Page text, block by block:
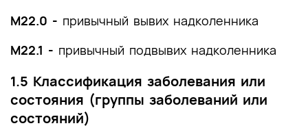
M22.0 - привычный вывих надколенника
M22.1 - привычный подвывих надколенника
1.5 Классификация заболевания или
состояния (группы заболеваний или
состояний)